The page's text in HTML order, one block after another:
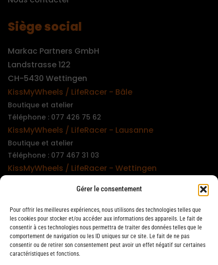
Gérer le consentement
Pour offrir les meilleures expériences, nous utilisons des technologies telles que
les cookies pour stocker et/ou accéder aux informations des appareils. Le fait de
consentir à ces technologies nous permettra de traiter des données telles que le
comportement de navigation ou les ID uniques sur ce site. Le fait de ne pas
consentir ou de retirer son consentement peut avoir un effet négatif sur certaines
caractéristiques et fonctions.
Siège social
Markac Partners GmbH
Landstrasse 122
CH-5430 Wettingen
KissMyWheels / LifeRacer - Bâle
Boutique et atelier
Téléphone : 077 426 75 62
KissMyWheels / LifeRacer - Lausanne
Boutique et atelier
Téléphone : 077 467 31 03
KissMyWheels / LifeRacer - Wettingen
Téléphone : 079 747 00 36
KissMyWheels / LifeRacer - Zürich Unterstrass
Boutique et atelier
Téléphone : 078 261 06 40
KissMyWheels / LifeRacer - Zürich Wiedikon
Atelier